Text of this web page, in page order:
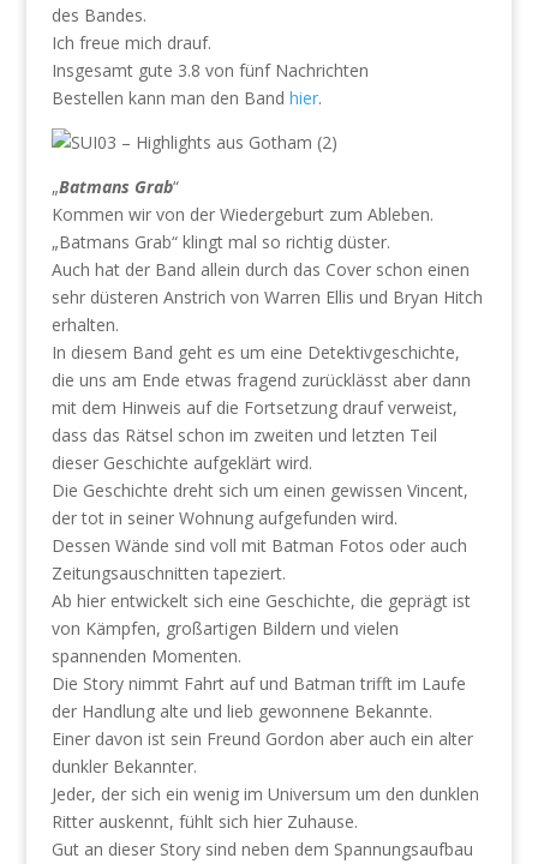
des Bandes.
Ich freue mich drauf.
Insgesamt gute 3.8 von fünf Nachrichten
Bestellen kann man den Band hier.
„Batmans Grab“
Kommen wir von der Wiedergeburt zum Ableben.
„Batmans Grab“ klingt mal so richtig düster.
Auch hat der Band allein durch das Cover schon einen
sehr düsteren Anstrich von Warren Ellis und Bryan Hitch
erhalten.
In diesem Band geht es um eine Detektivgeschichte,
die uns am Ende etwas fragend zurücklässt aber dann
mit dem Hinweis auf die Fortsetzung drauf verweist,
dass das Rätsel schon im zweiten und letzten Teil
dieser Geschichte aufgeklärt wird.
Die Geschichte dreht sich um einen gewissen Vincent,
der tot in seiner Wohnung aufgefunden wird.
Dessen Wände sind voll mit Batman Fotos oder auch
Zeitungsauschnitten tapeziert.
Ab hier entwickelt sich eine Geschichte, die geprägt ist
von Kämpfen, großartigen Bildern und vielen
spannenden Momenten.
Die Story nimmt Fahrt auf und Batman trifft im Laufe
der Handlung alte und lieb gewonnene Bekannte.
Einer davon ist sein Freund Gordon aber auch ein alter
dunkler Bekannter.
Jeder, der sich ein wenig im Universum um den dunklen
Ritter auskennt, fühlt sich hier Zuhause.
Gut an dieser Story sind neben dem Spannungsaufbau